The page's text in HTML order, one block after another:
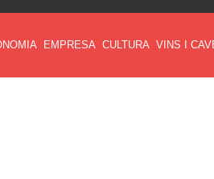
EMPRESA CULTURA VINS I